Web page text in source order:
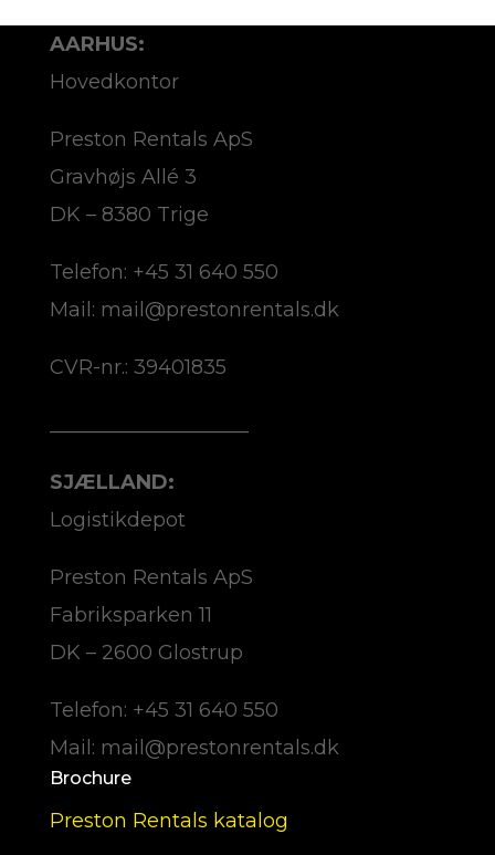
AARHUS:
Hovedkontor
Preston Rentals ApS
Gravhøjs Allé 3
DK – 8380 Trige
Telefon: +45 31 640 550
Mail: mail@prestonrentals.dk
CVR-nr.: 39401835
SJÆLLAND:
Logistikdepot
Preston Rentals ApS
Fabriksparken 11
DK – 2600 Glostrup
Telefon: +45 31 640 550
Mail: mail@prestonrentals.dk
Brochure
Preston Rentals katalog